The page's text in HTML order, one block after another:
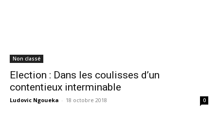
Non classé
Election : Dans les coulisses d’un
contentieux interminable
Ludovic Ngoueka - 18 octobre 2018 0